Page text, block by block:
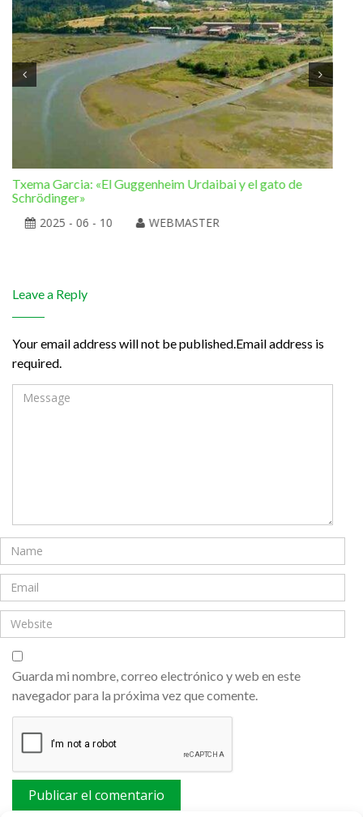
Txema Garcia: «El Guggenheim Urdaibai y el gato de
Schrödinger»
2025 - 06 - 10
WEBMASTER
Leave a Reply
Your email address will not be published.Email address is
required.
Guarda mi nombre, correo electrónico y web en este
navegador para la próxima vez que comente.